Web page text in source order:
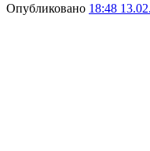
Опубликовано 18:48